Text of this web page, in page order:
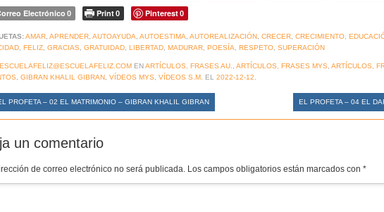
Electrónico 0 Print0 Pinterest0
AMAR APRENDER AUTOAYUDA AUTOESTIMA AUTOREALIZACIÓN CRECER CRECIMIENTO
FELIZ GRACIAS GRATUIDAD LIBERTAD MADURAR POESÍA RESPETO SUPERACIÓN
ESCUELAFELIZ@ESCUELAFELIZ.COM ENARTÍCULOS, FRASES AU. ARTÍCULOS, FRASES MYS ARTÍCULOS,
GIBRAN KHALIL GIBRAN VÍDEOS MYS VÍDEOS S.M. EL 2022-12-12
PROFETA – 02 EL MATRIMONIO – GIBRAN KHALIL GIBRAN EL PROFETA – 04 EL
un comentario
de correo electrónico no será publicada. Los campos obligatorios están marcados con *